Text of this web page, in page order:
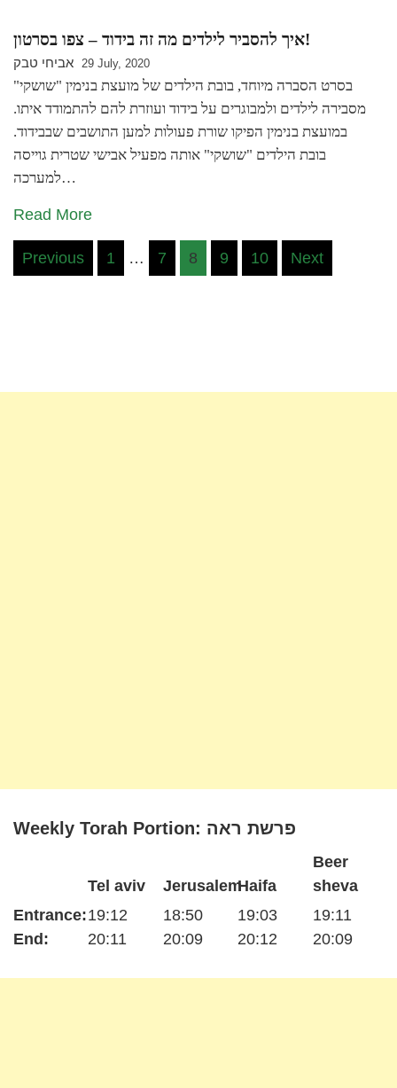
איך להסביר לילדים מה זה בידוד – צפו בסרטון!
אביחי טבק 29 July, 2020
בסרט הסברה מיוחד, בובת הילדים של מועצת בנימין "שושקי"
מסבירה לילדים ולמבוגרים על בידוד ועוזרת להם להתמודד איתו.
במועצת בנימין הפיקו שורת פעולות למען התושבים שבבידוד.
בובת הילדים "שושקי" אותה מפעיל אבישי שטרית גוייסה
למערכה…
Read More
Posts
Previous 1 … 7 8 9 10 Next
Weekly Torah Portion: פרשת ראה
Entrance:
End:
Tel aviv
19:12
20:11
Jerusalem
18:50
20:09
Haifa
19:03
20:12
Beer
sheva
19:11
20:09